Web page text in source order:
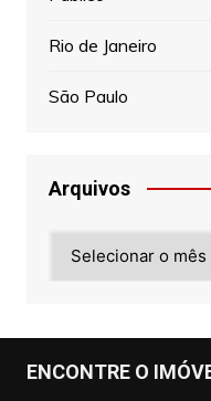
Rio de Janeiro
São Paulo
Arquivos
ENCONTRE O